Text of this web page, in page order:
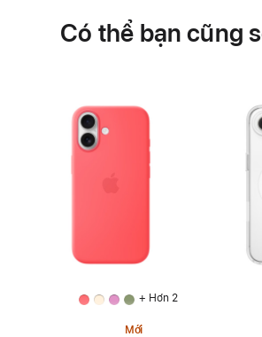
Có thể bạn cũng
+ Hơn 2
Mới